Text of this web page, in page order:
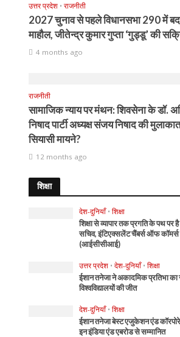
उत्तर प्रदेश • राजनीती
2027 चुनाव से पहले विधानसभा 290 में
माहौल, जीतेन्द्र कुमार गुप्ता ‘गुड्डू’ की
4 months ago
राजनीती
सामाजिक न्याय पर मंथन: शिवसेना के डॉ.
निषाद पार्टी अध्यक्ष संजय निषाद की
सियासी मायने?
12 months ago
शिक्षा
देश-दुनियाँ • शिक्षा
शिक्षा से व्यापार तक प्रगति के पथ पर है
सचिव, इंटिएक्सलेंट चैंबर्स ऑफ कॉमर्स
(आईसीसीआई)
उत्तर प्रदेश • देश-दुनियाँ • शिक्षा
ईशान तनेजा ने अकादमिक प्रतिभा का
विश्वविद्यालयों की जीत
देश-दुनियाँ • शिक्षा
ईशान तनेजा बेस्ट एजुकेशन एंड
इन इंडिया एंड एबरोड से सम्मानित